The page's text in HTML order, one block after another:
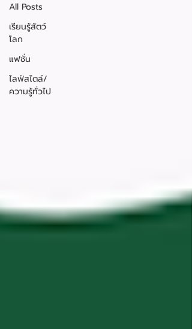
All Posts
เรียนรู้สัตว์
โลก
แฟชั่น
ไลฟ์สไตล์/
ความรู้ทั่วไป